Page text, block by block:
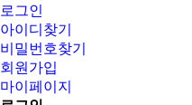
로그인
아이디찾기
비밀번호찾기
회원가입
마이페이지